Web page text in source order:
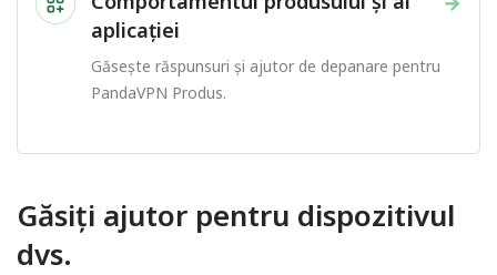
aplicației
Găsește răspunsuri și ajutor de depanare pentru
PandaVPN Produs.
Găsiți ajutor pentru dispozitivul
dvs.